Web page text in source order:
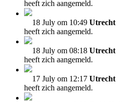
heeft zich aangemeld.
18 July om 10:49 Utrecht
heeft zich aangemeld.
18 July om 08:18 Utrecht
heeft zich aangemeld.
17 July om 12:17 Utrecht
heeft zich aangemeld.